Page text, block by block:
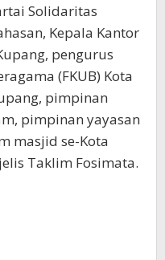
Solidaritas
Kepala Kantor
pengurus
(FKUB) Kota
pimpinan
pimpinan yayasan
masjid se-Kota
Taklim Fosimata.